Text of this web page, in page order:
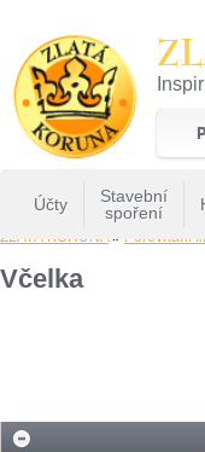
22
Účty
Stavební
spoření
ZLATÁ KORUNA» Porovnání
Včelka